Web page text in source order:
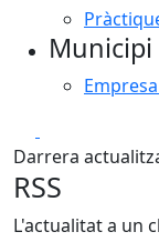
Darrera
RSS
L'actualitat a un